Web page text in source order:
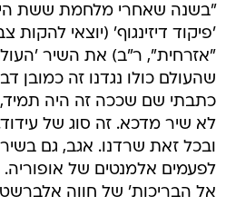
"בשנה שאחרי מלחמת ששת
'פיקוד דיזינגוף' (יוצאי
"אזרחית", ר"ב) את השיר 'העולם
שהעולם כולו נגדנו זה כמובן
כתבתי שם שככה זה היה תמיד,
לא שיר מדכא. זה סוג של
ובכל זאת שרדנו. אגב, גם
לפעמים אלמנטים של
אל הבריכות' של חווה